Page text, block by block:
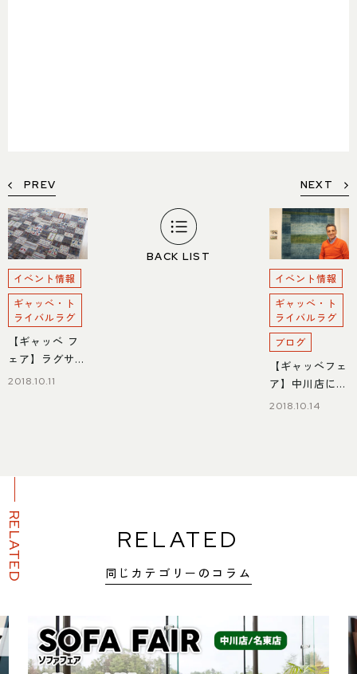
PREV
イベント情報
ギャッベ・ト
ライバルラグ
【ギャッベ フ
ェア】ラグサイ
ズのご紹介
2018.10.11
BACK LIST
NEXT
イベント情報
ギャッベ・ト
ライバルラグ
ブログ
【ギャッベフェ
ア】中川店に伝
道師来店！
2018.10.14
RELATED RELATED
同じカテゴリーのコラム